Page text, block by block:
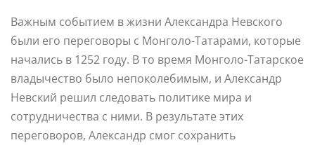
Важным событием в жизни Александра Невского
были его переговоры с Монголо-Татарами, которые
начались в 1252 году. В то время Монголо-Татарское
владычество было непоколебимым, и Александр
Невский решил следовать политике мира и
сотрудничества с ними. В результате этих
переговоров, Александр смог сохранить